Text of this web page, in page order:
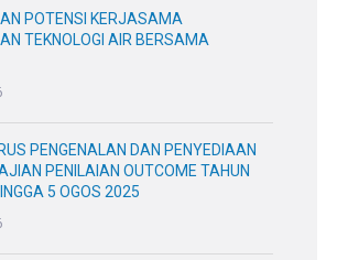
POTENSI KERJASAMA
TEKNOLOGI AIR BERSAMA
PENGENALAN DAN PENYEDIAAN
PENILAIAN OUTCOME TAHUN
5 OGOS 2025